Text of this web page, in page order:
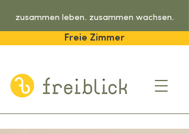
Freie Zimmer
zusammen leben. zusammen wachsen.